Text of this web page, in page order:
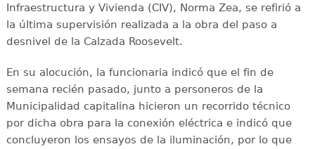
Infraestructura y Vivienda (CIV), Norma Zea, se refirió a
la última supervisión realizada a la obra del paso a
desnivel de la Calzada Roosevelt.
En su alocución, la funcionaria indicó que el fin de
semana recién pasado, junto a personeros de la
Municipalidad capitalina hicieron un recorrido técnico
por dicha obra para la conexión eléctrica e indicó que
concluyeron los ensayos de la iluminación, por lo que